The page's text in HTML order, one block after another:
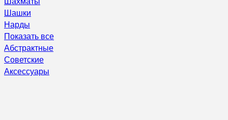
Шашки
Нарды
Показать все
Абстрактные
Советские
Аксессуары